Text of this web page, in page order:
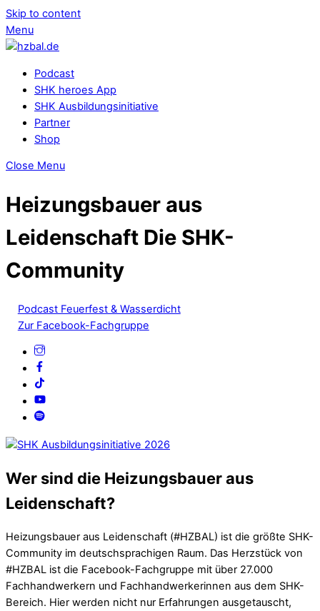
Skip to content
Menu
Podcast
SHK heroes App
SHK Ausbildungsinitiative
Partner
Shop
Close Menu
Heizungsbauer aus
Leidenschaft Die SHK-
Community
Podcast Feuerfest & Wasserdicht
Zur Facebook-Fachgruppe
Wer sind die Heizungsbauer aus
Leidenschaft?
Heizungsbauer aus Leidenschaft (#HZBAL) ist die größte SHK-
Community im deutschsprachigen Raum. Das Herzstück von
#HZBAL ist die Facebook-Fachgruppe mit über 27.000
Fachhandwerkern und Fachhandwerkerinnen aus dem SHK-
Bereich. Hier werden nicht nur Erfahrungen ausgetauscht,